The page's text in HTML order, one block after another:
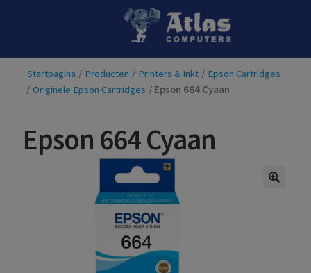
Ga
naar
navigatie
Ga
de
inhoud
Startpagina / Producten / Printers & Inkt / Epson Cartridges
/ Originele Epson Cartridges / Epson 664 Cyaan
Epson 664 Cyaan